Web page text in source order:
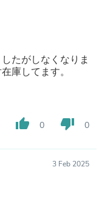
たがしなくなりま
庫してます。
thumb_up 0 thumb_down 0
3 Feb 2025